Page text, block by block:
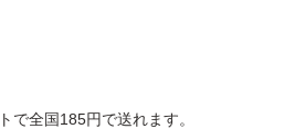
で全国185円で送れます。